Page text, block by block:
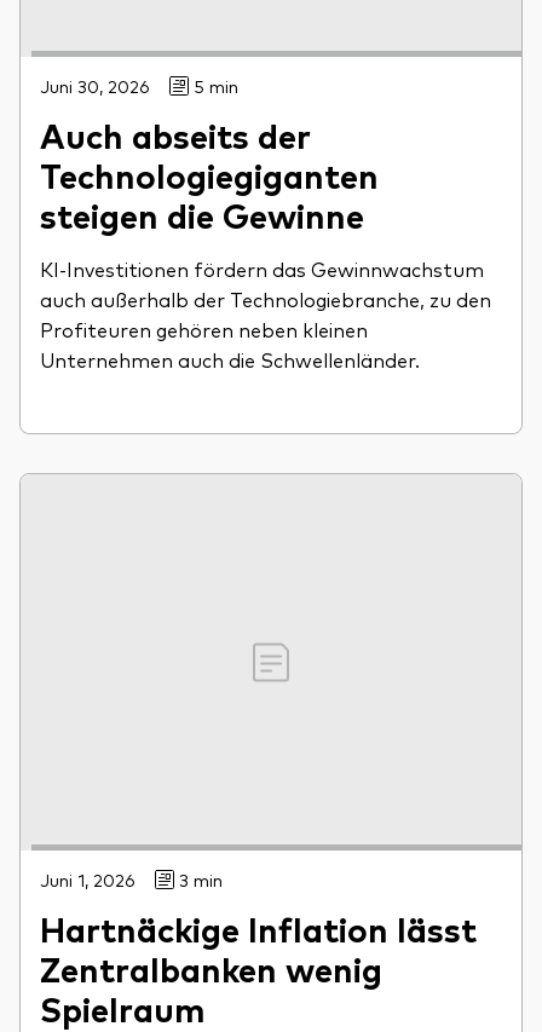
Juni 30, 2026 5 min
Auch abseits der
Technologiegiganten
steigen die Gewinne
KI-Investitionen fördern das Gewinnwachstum
auch außerhalb der Technologiebranche, zu den
Profiteuren gehören neben kleinen
Unternehmen auch die Schwellenländer.
Juni 1, 2026 3 min
Hartnäckige Inflation lässt
Zentralbanken wenig
Spielraum